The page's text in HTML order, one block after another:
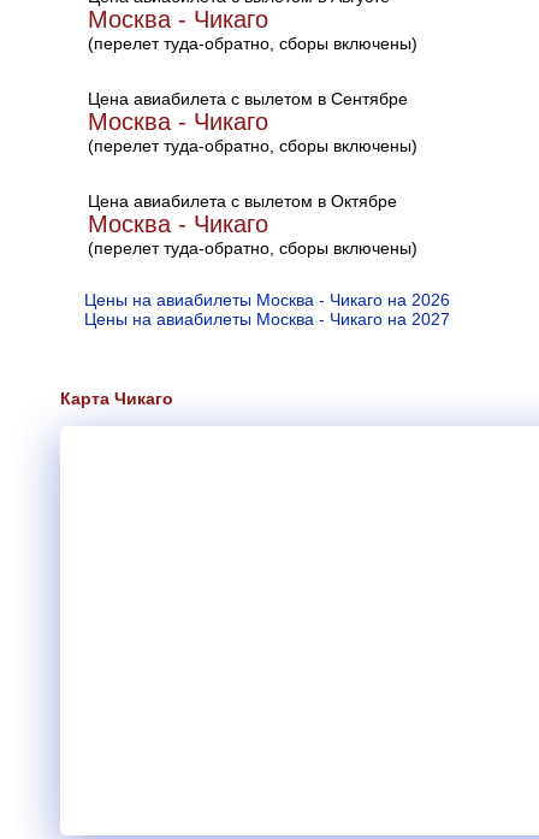
Москва - Чикаго
(перелет туда-обратно, сборы включены)
Цена авиабилета с вылетом в Сентябре
Москва - Чикаго
(перелет туда-обратно, сборы включены)
Цена авиабилета с вылетом в Октябре
Москва - Чикаго
(перелет туда-обратно, сборы включены)
Цены на авиабилеты Москва - Чикаго на 2026
Цены на авиабилеты Москва - Чикаго на 2027
Карта Чикаго